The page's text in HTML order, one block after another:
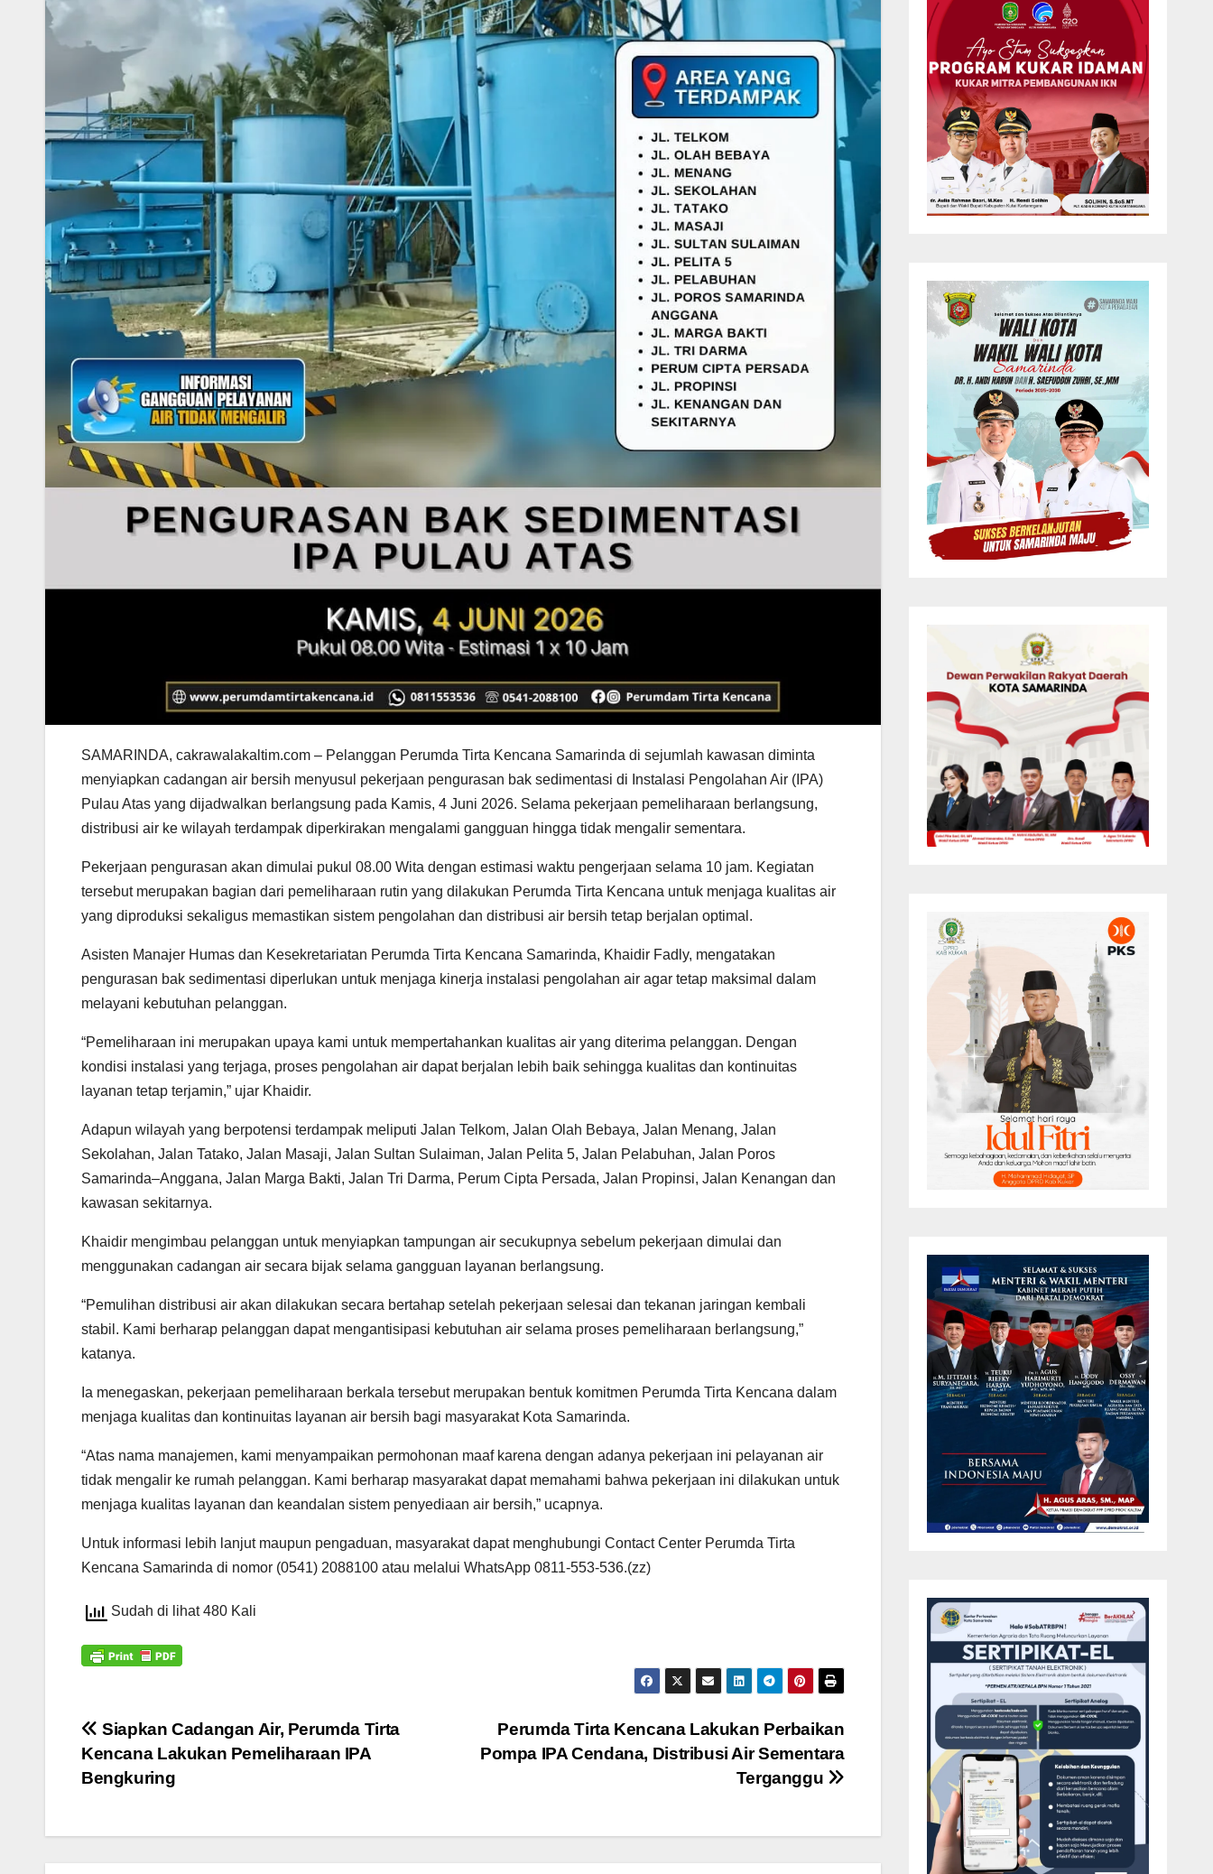
SAMARINDA, cakrawalakaltim.com – Pelanggan Perumda Tirta Kencana Samarinda di sejumlah kawasan diminta
menyiapkan cadangan air bersih menyusul pekerjaan pengurasan bak sedimentasi di Instalasi Pengolahan Air (IPA)
Pulau Atas yang dijadwalkan berlangsung pada Kamis, 4 Juni 2026. Selama pekerjaan pemeliharaan berlangsung,
distribusi air ke wilayah terdampak diperkirakan mengalami gangguan hingga tidak mengalir sementara.
Pekerjaan pengurasan akan dimulai pukul 08.00 Wita dengan estimasi waktu pengerjaan selama 10 jam. Kegiatan
tersebut merupakan bagian dari pemeliharaan rutin yang dilakukan Perumda Tirta Kencana untuk menjaga kualitas air
yang diproduksi sekaligus memastikan sistem pengolahan dan distribusi air bersih tetap berjalan optimal.
Asisten Manajer Humas dan Kesekretariatan Perumda Tirta Kencana Samarinda, Khaidir Fadly, mengatakan
pengurasan bak sedimentasi diperlukan untuk menjaga kinerja instalasi pengolahan air agar tetap maksimal dalam
melayani kebutuhan pelanggan.
“Pemeliharaan ini merupakan upaya kami untuk mempertahankan kualitas air yang diterima pelanggan. Dengan
kondisi instalasi yang terjaga, proses pengolahan air dapat berjalan lebih baik sehingga kualitas dan kontinuitas
layanan tetap terjamin,” ujar Khaidir.
Adapun wilayah yang berpotensi terdampak meliputi Jalan Telkom, Jalan Olah Bebaya, Jalan Menang, Jalan
Sekolahan, Jalan Tatako, Jalan Masaji, Jalan Sultan Sulaiman, Jalan Pelita 5, Jalan Pelabuhan, Jalan Poros
Samarinda–Anggana, Jalan Marga Bakti, Jalan Tri Darma, Perum Cipta Persada, Jalan Propinsi, Jalan Kenangan dan
kawasan sekitarnya.
Khaidir mengimbau pelanggan untuk menyiapkan tampungan air secukupnya sebelum pekerjaan dimulai dan
menggunakan cadangan air secara bijak selama gangguan layanan berlangsung.
“Pemulihan distribusi air akan dilakukan secara bertahap setelah pekerjaan selesai dan tekanan jaringan kembali
stabil. Kami berharap pelanggan dapat mengantisipasi kebutuhan air selama proses pemeliharaan berlangsung,”
katanya.
Ia menegaskan, pekerjaan pemeliharaan berkala tersebut merupakan bentuk komitmen Perumda Tirta Kencana dalam
menjaga kualitas dan kontinuitas layanan air bersih bagi masyarakat Kota Samarinda.
“Atas nama manajemen, kami menyampaikan permohonan maaf karena dengan adanya pekerjaan ini pelayanan air
tidak mengalir ke rumah pelanggan. Kami berharap masyarakat dapat memahami bahwa pekerjaan ini dilakukan untuk
menjaga kualitas layanan dan keandalan sistem penyediaan air bersih,” ucapnya.
Untuk informasi lebih lanjut maupun pengaduan, masyarakat dapat menghubungi Contact Center Perumda Tirta
Kencana Samarinda di nomor (0541) 2088100 atau melalui WhatsApp 0811-553-536.(zz)
Sudah di lihat 480 Kali
Navigasi
pos
Perumda Tirta Kencana Lakukan Perbaikan
Pompa IPA Cendana, Distribusi Air Sementara
Terganggu
Siapkan Cadangan Air, Perumda Tirta
Kencana Lakukan Pemeliharaan IPA
Bengkuring